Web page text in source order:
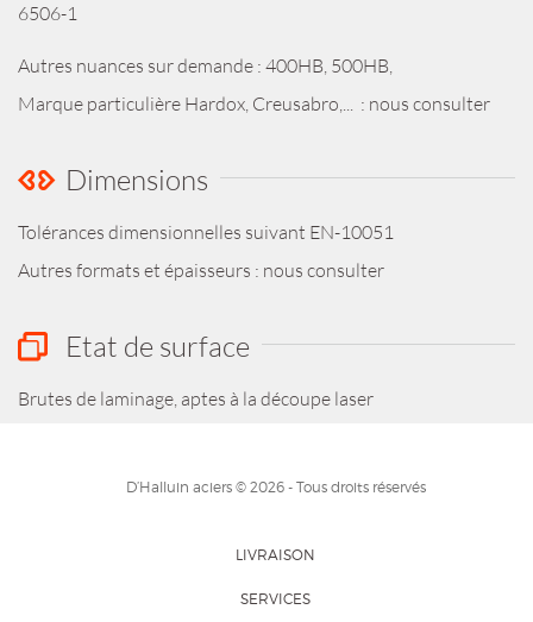
6506-1
Autres nuances sur demande : 400HB, 500HB,
Marque particulière Hardox, Creusabro,... : nous consulter
Dimensions
Tolérances dimensionnelles suivant EN-10051
Autres formats et épaisseurs : nous consulter
Etat de surface
Brutes de laminage, aptes à la découpe laser
D’Halluin aciers © 2026 - Tous droits réservés
LIVRAISON
SERVICES